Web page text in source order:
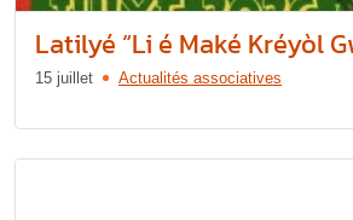
Latilyé “Li é Maké Kréyòl
15 juillet Actualités associatives